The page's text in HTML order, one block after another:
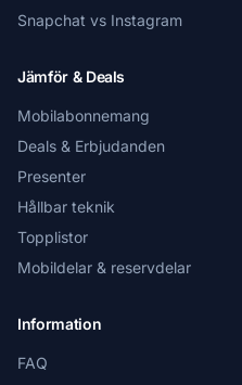
Snapchat vs Instagram
Jämför & Deals
Mobilabonnemang
Deals & Erbjudanden
Presenter
Hållbar teknik
Topplistor
Mobildelar & reservdelar
Information
FAQ